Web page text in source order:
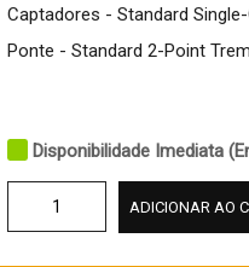
Captadores - Standard
Ponte - Standard 2-Point
Disponibilidade Imediata
ADICIONAR AO